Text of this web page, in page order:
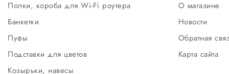
Полки, короба для Wi-Fi роутера
Банкетки
Пуфы
Подставки для цветов
Козырьки, навесы
О магазине
Новости
Обратная
Карта сайта